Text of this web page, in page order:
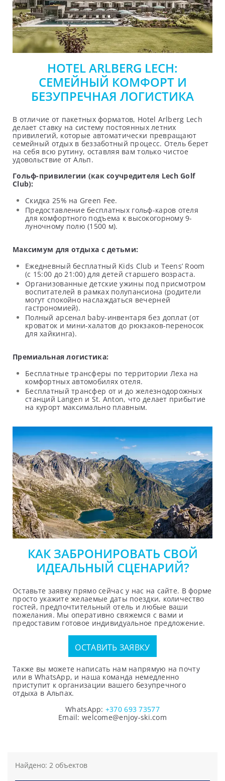
HOTEL ARLBERG LECH:
СЕМЕЙНЫЙ КОМФОРТ И
БЕЗУПРЕЧНАЯ ЛОГИСТИКА
В отличие от пакетных форматов, Hotel Arlberg Lech
делает ставку на систему постоянных летних
привилегий, которые автоматически превращают
семейный отдых в беззаботный процесс. Отель берет
на себя всю рутину, оставляя вам только чистое
удовольствие от Альп.
Гольф-привилегии (как соучредителя Lech Golf
Club):
Скидка 25% на Green Fee.
Предоставление бесплатных гольф-каров отеля
для комфортного подъема к высокогорному 9-
луночному полю (1500 м).
Максимум для отдыха с детьми:
Ежедневный бесплатный Kids Club и Teens’ Room
(с 15:00 до 21:00) для детей старшего возраста.
Организованные детские ужины под присмотром
воспитателей в рамках полупансиона (родители
могут спокойно наслаждаться вечерней
гастрономией).
Полный арсенал baby-инвентаря без доплат (от
кроваток и мини-халатов до рюкзаков-переносок
для хайкинга).
Премиальная логистика:
Бесплатные трансферы по территории Леха на
комфортных автомобилях отеля.
Бесплатный трансфер от и до железнодорожных
станций Langen и St. Anton, что делает прибытие
на курорт максимально плавным.
КАК ЗАБРОНИРОВАТЬ СВОЙ
ИДЕАЛЬНЫЙ СЦЕНАРИЙ?
Оставьте заявку прямо сейчас у нас на сайте. В форме
просто укажите желаемые даты поездки, количество
гостей, предпочтительный отель и любые ваши
пожелания. Мы оперативно свяжемся с вами и
предоставим готовое индивидуальное предложение.
ОСТАВИТЬ ЗАЯВКУ
Также вы можете написать нам напрямую на почту
или в WhatsApp, и наша команда немедленно
приступит к организации вашего безупречного
отдыха в Альпах.
WhatsApp: +370 693 73577
Email: welcome@enjoy-ski.com
Найдено: 2 объектов